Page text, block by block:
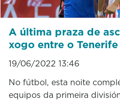
A última praza de
xogo entre o
19/06/2022 13:46
No fútbol, esta noite
equipos da primeira